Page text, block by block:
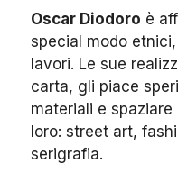
Oscar Diodoro è
special modo
lavori. Le sue
carta, gli piace
materiali e
loro: street art,
serigrafia.